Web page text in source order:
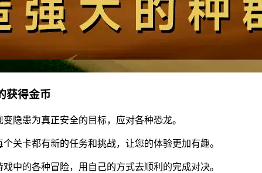
获得金币
隐患为真正安全的目标，应对各种恐龙。
关卡都有新的任务和挑战，让您的体验更加有趣。
中的各种冒险，用自己的方式去顺利的完成对决。